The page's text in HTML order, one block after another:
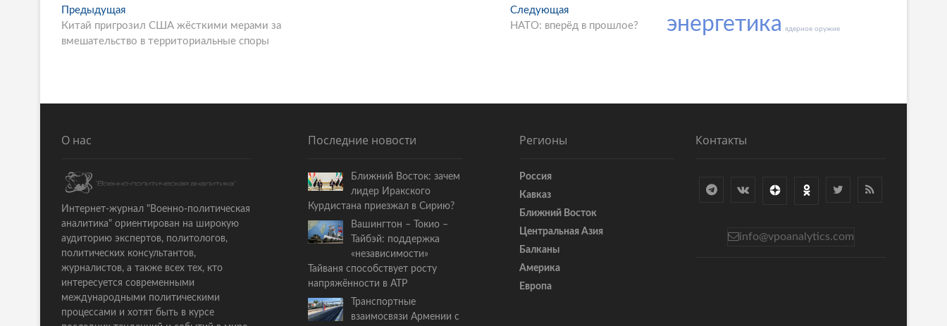
P
o
n
v
i
g
a
t
i
o
n
Предыдущая
р
е
у
т
т
ь
я
Китай пригрозил США жёсткими мерами за
вмешательство в территориальные споры
Следующая
л
щ
ь
я
НАТО: вперёд в прошлое? энергетика ядерное оружие
О нас
Интернет-журнал "Военно-политическая
аналитика" ориентирован на широкую
аудиторию экспертов, политологов,
политических консультантов,
журналистов, а также всех тех, кто
интересуется современными
международными политическими
процессами и хотят быть в курсе
Последние новости
Ближний Восток: зачем
лидер Иракского
Курдистана приезжал в Сирию?
Вашингтон – Токио –
Тайбэй: поддержка
«независимости»
Тайваня способствует росту
напряжённости в АТР
Транспортные
взаимосвязи Армении с
Регионы
Россия
Кавказ
Ближний Восток
Центральная Азия
Балканы
Америка
Европа
Контакты
info@vpoanalytics.com